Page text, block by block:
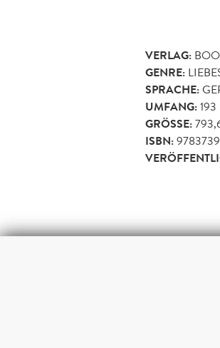
VERLAG:
GENRE:
SPRACHE:
UMFANG:193
GRÖSSE:
ISBN: